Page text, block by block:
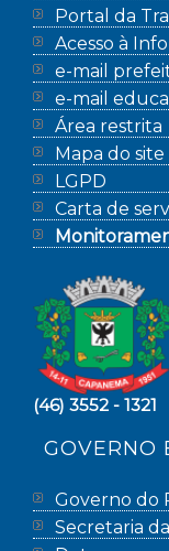
Portal da
Acesso à
e-mail
e-mail
Área restrita
Mapa do site
LGPD
Carta de
(46) 3552 - 1321
GOVERNO
Governo do
Secretaria